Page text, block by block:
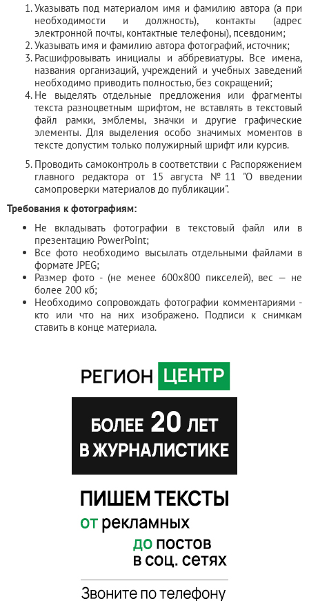
Указывать под материалом имя и фамилию автора (а при
необходимости и должность), контакты (адрес
электронной почты, контактные телефоны), псевдоним;
Указывать имя и фамилию автора фотографий, источник;
Расшифровывать инициалы и аббревиатуры. Все имена,
названия организаций, учреждений и учебных заведений
необходимо приводить полностью, без сокращений;
Не выделять отдельные предложения или фрагменты
текста разноцветным шрифтом, не вставлять в текстовый
файл рамки, эмблемы, значки и другие графические
элементы. Для выделения особо значимых моментов в
тексте допустим только полужирный шрифт или курсив.
Проводить самоконтроль в соответствии с Распоряжением
главного редактора от 15 августа №11 "О введении
самопроверки материалов до публикации".
Требования к фотографиям:
Не вкладывать фотографии в текстовый файл или в
презентацию PowerPoint;
Все фото необходимо высылать отдельными файлами в
формате JPEG;
Размер фото - (не менее 600х800 пикселей), вес — не
более 200 кб;
Необходимо сопровождать фотографии комментариями -
кто или что на них изображено. Подписи к снимкам
ставить в конце материала.